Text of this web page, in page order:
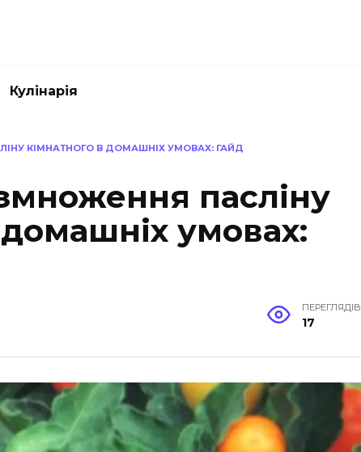
Кулінарія
КІМНАТНОГО В ДОМАШНІХ УМОВАХ: ГАЙД
пасліну
умовах:
ПЕРЕГЛЯДІВ
17